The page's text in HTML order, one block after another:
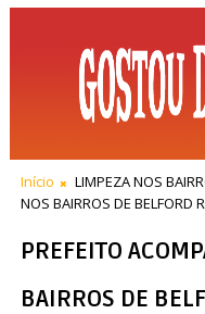
Início LIMPEZA NOS
NOS BAIRROS DE BELFORD
PREFEITO
BAIRROS DE